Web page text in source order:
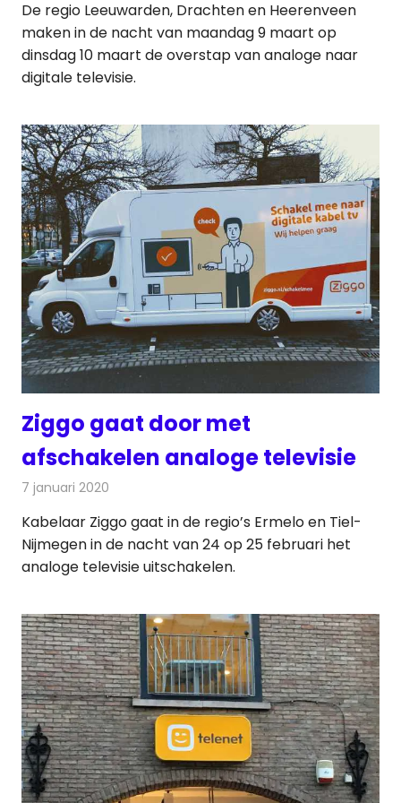
De regio Leeuwarden, Drachten en Heerenveen
maken in de nacht van maandag 9 maart op
dinsdag 10 maart de overstap van analoge naar
digitale televisie.
Ziggo gaat door met
afschakelen analoge televisie
7 januari 2020
Kabelaar Ziggo gaat in de regio’s Ermelo en Tiel-
Nijmegen in de nacht van 24 op 25 februari het
analoge televisie uitschakelen.